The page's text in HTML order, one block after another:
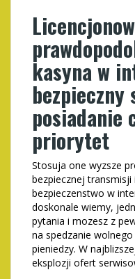
kasyna w
posiadanie
priorytet
Stosuja one wyzsze
bezpiecznej
bezpieczenstwo w
doskonale wiemy,
pytania i mozesz z
na spedzanie
pieniedzy. W
eksplozji ofert